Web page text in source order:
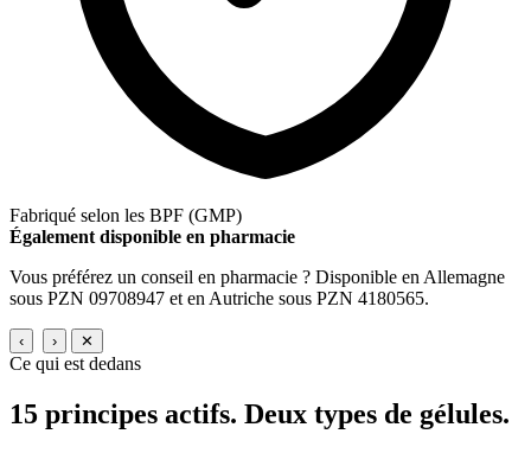
Fabriqué selon les BPF (GMP)
Également disponible en pharmacie
Vous préférez un conseil en pharmacie ? Disponible en Allemagne
sous PZN 09708947 et en Autriche sous PZN 4180565.
‹ › ✕
Ce qui est dedans
15 principes actifs. Deux types de gélules.